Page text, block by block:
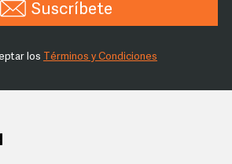
Suscríbete
los Términos y Condiciones